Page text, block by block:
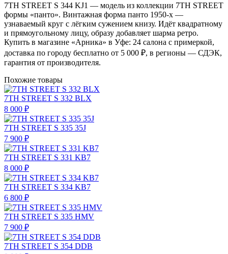
7TH STREET S 344 KJ1 — модель из коллекции 7TH STREET
формы «панто». Винтажная форма панто 1950-х —
узнаваемый круг с лёгким сужением книзу. Идёт квадратному
и прямоугольному лицу, образу добавляет шарма ретро.
Купить в магазине «Арника» в Уфе: 24 салона с примеркой,
доставка по городу бесплатно от 5 000 ₽, в регионы — СДЭК,
гарантия от производителя.
Похожие товары
7TH STREET S 332 BLX
8 000 ₽
7TH STREET S 335 35J
7 900 ₽
7TH STREET S 331 KB7
8 000 ₽
7TH STREET S 334 KB7
6 800 ₽
7TH STREET S 335 HMV
7 900 ₽
7TH STREET S 354 DDB